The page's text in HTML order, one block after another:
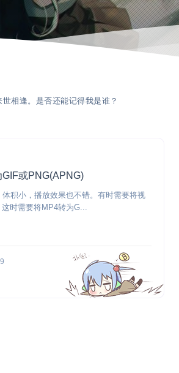
世相逢。是否还能记得我是谁？
或PNG(APNG)
积小，播放效果也不错。有时需要将视
时需要将MP4转为G...